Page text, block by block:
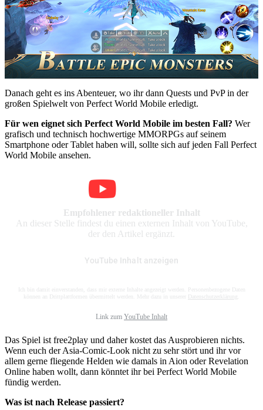
Danach geht es ins Abenteuer, wo ihr dann Quests und PvP in der
großen Spielwelt von Perfect World Mobile erledigt.
Für wen eignet sich Perfect World Mobile im besten Fall? Wer
grafisch und technisch hochwertige MMORPGs auf seinem
Smartphone oder Tablet haben will, sollte sich auf jeden Fall Perfect
World Mobile ansehen.
Empfohlener redaktioneller Inhalt
An dieser Stelle findest du einen externen Inhalt von YouTube,
der den Artikel ergänzt.
YouTube Inhalt anzeigen
Ich bin damit einverstanden, dass mir externe Inhalte angezeigt werden. Personenbezogene Daten
können an Drittplattformen übermittelt werden. Mehr dazu in unserer Datenschutzerklärung
Link zum YouTube Inhalt
Das Spiel ist free2play und daher kostet das Ausprobieren nichts.
Wenn euch der Asia-Comic-Look nicht zu sehr stört und ihr vor
allem gerne fliegende Helden wie damals in Aion oder Revelation
Online haben wollt, dann könntet ihr bei Perfect World Mobile
fündig werden.
Was ist nach Release passiert?